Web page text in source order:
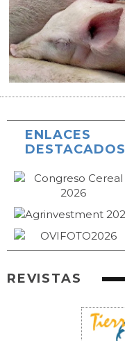
ENLACES
DESTACADOS
REVISTAS